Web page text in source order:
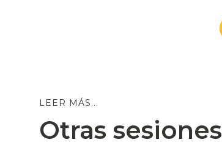
LEER MÁS...
Otras sesiones